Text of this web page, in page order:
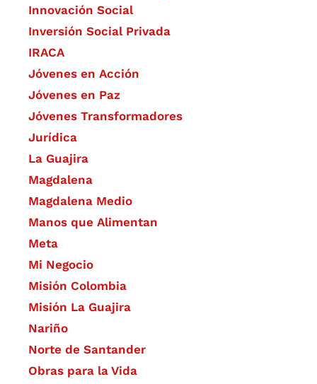
​Innovación Social
Inversión Social Privada
IRACA
Jóvenes en Acción
Jóvenes en Paz
Jóvenes Transformadores
Jurídica
La Guajira
Magdalena
Magdalena Medio
Manos que Alimentan
Meta
Mi Negocio
Misión Colombia
Misión La Guajira
Nariño
Norte de Santander
Obras para la Vida